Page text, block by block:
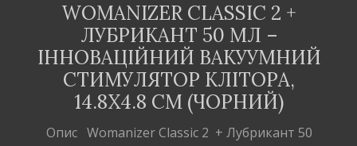
WOMANIZER CLASSIC 2 +
ЛУБРИКАНТ 50 МЛ –
ІННОВАЦІЙНИЙ ВАКУУМНИЙ
СТИМУЛЯТОР КЛІТОРА,
14.8Х4.8 СМ (ЧОРНИЙ)
Опис Womanizer Classic 2 + Лубрикант 50